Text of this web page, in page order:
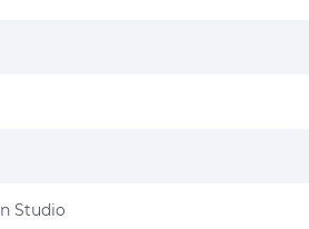
Studio